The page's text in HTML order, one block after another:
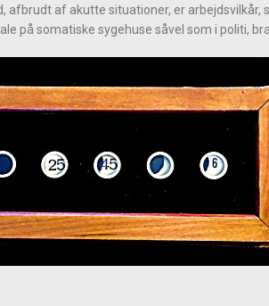
afbrudt af akutte situationer, er
på somatiske sygehuse såvel som i politi,